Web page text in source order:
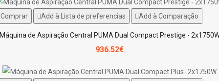
Comprar Add à Lista de preferencias Add à Comparação
de Aspiração Central PUMA Dual Compact Prestige -
936.52€